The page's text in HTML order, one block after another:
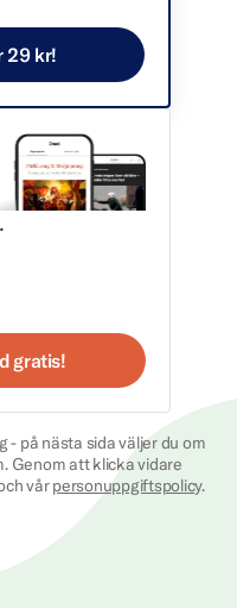
29 kr!
gratis!
- på nästa sida väljer du om
Genom att klicka vidare
vårpersonuppgiftspolicy.